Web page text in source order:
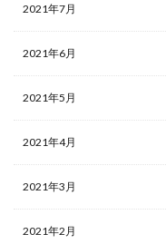
2021年7月
2021年6月
2021年5月
2021年4月
2021年3月
2021年2月